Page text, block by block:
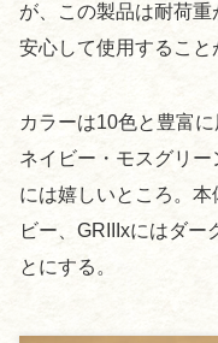
が、この製品は耐荷
安心して使用すること
カラーは10色と豊富
ネイビー・モスグリ
には嬉しいところ。
ビー、GRIIIxにはダー
とにする。